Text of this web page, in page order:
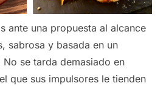
ante una propuesta al alcance
sabrosa y basada en un
se tarda demasiado en
que sus impulsores le tienden